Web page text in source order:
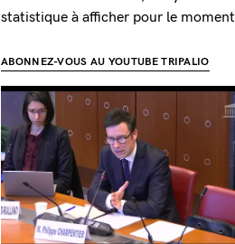
statistique à afficher pour le moment
ABONNEZ-VOUS AU YOUTUBE TRIPALIO